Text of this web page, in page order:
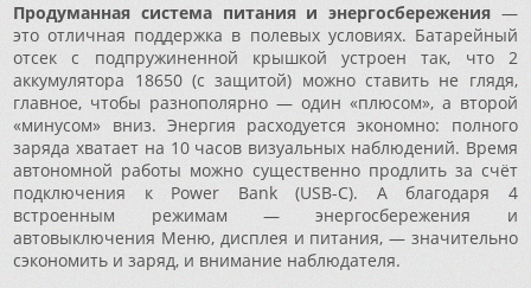
Продуманная система питания и энергосбережения —
это отличная поддержка в полевых условиях. Батарейный
отсек с подпружиненной крышкой устроен так, что 2
аккумулятора 18650 (с защитой) можно ставить не глядя,
главное, чтобы разнополярно — один «плюсом», а второй
«минусом» вниз. Энергия расходуется экономно: полного
заряда хватает на 10 часов визуальных наблюдений. Время
автономной работы можно существенно продлить за счёт
подключения к Power Bank (USB-C). А благодаря 4
встроенным режимам — энергосбережения и
автовыключения Меню, дисплея и питания, — значительно
сэкономить и заряд, и внимание наблюдателя.